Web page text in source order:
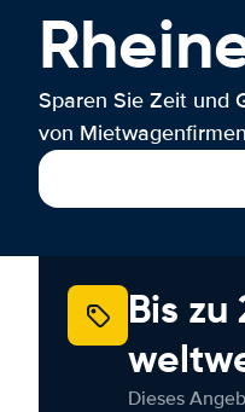
Sparen Sie Zeit und
von
Bis
Dieses